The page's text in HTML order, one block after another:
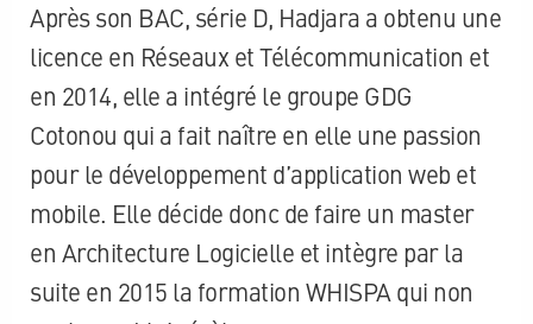
Aprèsson BAC, série D, Hadjara a obtenu une
licence en Réseaux et Télécommunication et
en 2014, elle a intégré le groupe GDG
Cotonou qui a fait naître en elle une passion
pour le développement d’application web et
mobile. Elle décide donc de faire un master
en Architecture Logicielle et intègre par la
suite en 2015 la formation WHISPA qui non